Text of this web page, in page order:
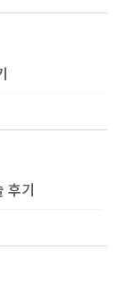
후기